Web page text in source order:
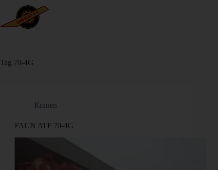
Tag 70-4G
Kranen
FAUN ATF 70-4G